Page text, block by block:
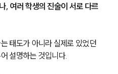
, 여러 학생의 진술이 서로 다르
태도가 아니라 실제로 있었던
설명하는 것입니다.